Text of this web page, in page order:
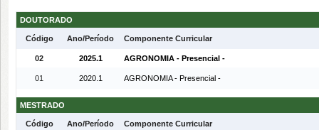
DOUTORADO
Código Ano/Período Componente Curricular
02 2025.1 AGRONOMIA - Presencial -
01 2020.1 AGRONOMIA - Presencial -
MESTRADO
Código Ano/Período Componente Curricular